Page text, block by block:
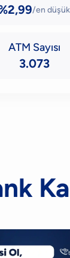
/en düşük
ATM Sayısı
3.073